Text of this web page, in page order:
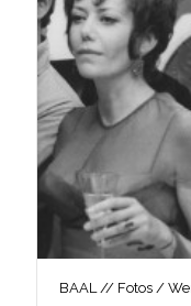
BAAL // Fotos /